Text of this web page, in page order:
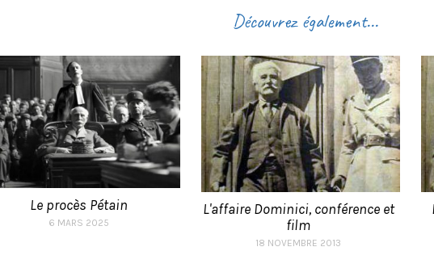
Découvrez également...
Le procès Pétain
6 MARS 2025
L'affaire Dominici, conférence et
film
18 NOVEMBRE 2013